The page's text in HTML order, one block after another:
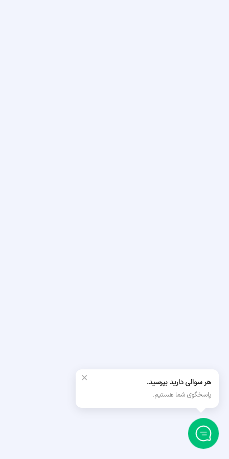
× هر سوالی دارید بپرسید.
پاسخگوی شما هستیم.